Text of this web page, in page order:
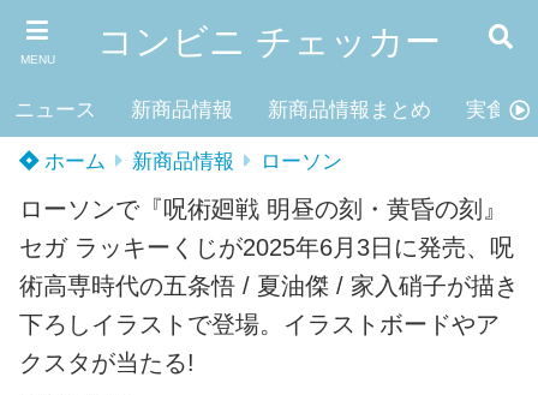
MENU コンビニ チェッカー
ニュース 新商品情報 新商品情報まとめ 実食レ
ホーム 新商品情報 ローソン
ローソンで『呪術廻戦 明昼の刻・黄昏の刻』
セガ ラッキーくじが2025年6月3日に発売、呪
術高専時代の五条悟 / 夏油傑 / 家入硝子が描き
下ろしイラストで登場。イラストボードやア
クスタが当たる!